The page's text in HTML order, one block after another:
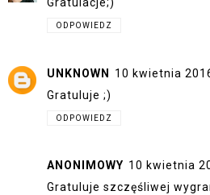
ODPOWIEDZ
UNKNOWN 10 kwietnia
Gratuluje ;)
ODPOWIEDZ
ANONIMOWY 10 kwietnia
Gratuluje szczęśliwej